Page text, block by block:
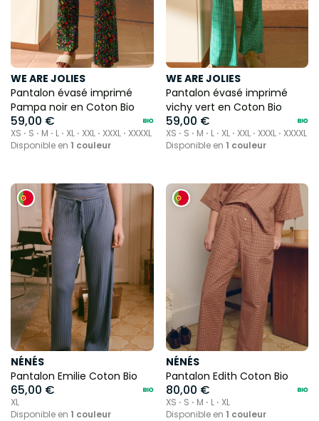
WE ARE JOLIES
Pantalon évasé imprimé
Pampa noir en Coton Bio
59,00 €
XS ⋅ S ⋅ M ⋅ L ⋅ XL ⋅ XXL ⋅ XXXL ⋅ XXXXL
Disponible en 1 couleur
WE ARE JOLIES
Pantalon évasé imprimé
vichy vert en Coton Bio
59,00 €
XS ⋅ S ⋅ M ⋅ L ⋅ XL ⋅ XXL ⋅ XXXL ⋅ XXXXL
Disponible en 1 couleur
NÉNÉS
Pantalon Emilie Coton Bio
65,00 €
XL
Disponible en 1 couleur
NÉNÉS
Pantalon Edith Coton Bio
80,00 €
XS ⋅ S ⋅ M ⋅ L ⋅ XL
Disponible en 1 couleur